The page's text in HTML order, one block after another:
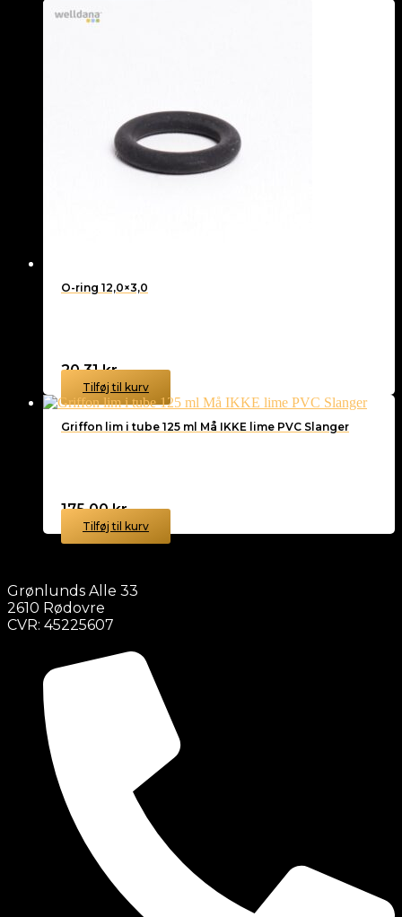
O-ring 12,0×3,0
20,31kr.
Tilføj til kurv
Griffon lim i tube 125 ml Må IKKE lime PVC Slanger
175,00kr.
Tilføj til kurv
Grønlunds Alle 33
2610 Rødovre
CVR: 45225607